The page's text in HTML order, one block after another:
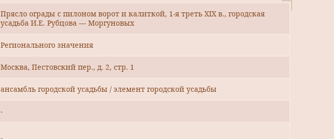
Прясло ограды с пилоном ворот и калиткой, 1-я треть XIX в., городская
усадьба И.Е. Рубцова — Моргуновых
Регионального значения
Москва, Пестовский пер., д. 2, стр. 1
ансамбль городской усадьбы / элемент городской усадьбы
-